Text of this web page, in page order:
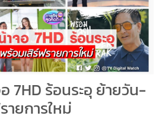
7HD ร้อนระอุ ย้ายวัน-
ายการใหม่